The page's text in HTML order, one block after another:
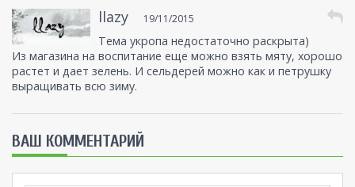
llazy 19/11/2015
Тема укропа недостаточно раскрыта)
Из магазина на воспитание еще можно взять мяту, хорошо
растет и дает зелень. И сельдерей можно как и петрушку
выращивать всю зиму.
ВАШ КОММЕНТАРИЙ